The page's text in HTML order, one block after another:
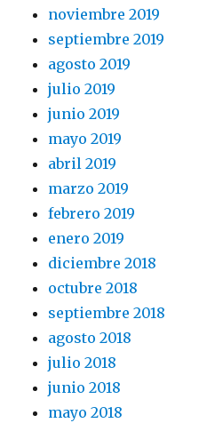
noviembre 2019
septiembre 2019
agosto 2019
julio 2019
junio 2019
mayo 2019
abril 2019
marzo 2019
febrero 2019
enero 2019
diciembre 2018
octubre 2018
septiembre 2018
agosto 2018
julio 2018
junio 2018
mayo 2018